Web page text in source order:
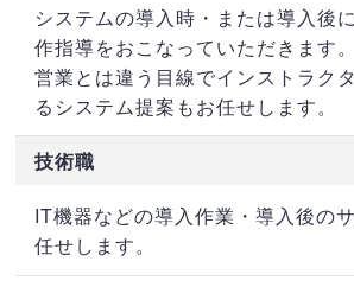
システムの導入時・または導入後
作指導をおこなっていただきます。
営業とは違う目線でインストラク
るシステム提案もお任せします。
技術職
IT機器などの導入作業・導入後の
任せします。